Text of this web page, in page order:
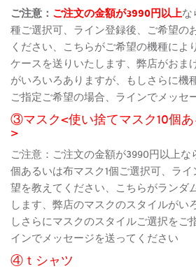
ご注意： ご注文の金額が3990円以上
種ご選択可、ライン登録後、ご希望の
ください、こちらがご希望の機種によ
ケースを送りいたします、弊店がおま
がいろいろありますが、もしさらに機
ご指定ご希望の場合、ラインでメッセ
③マスク<使い捨てマスク10個あ
>
ご注意：ご注文の金額が3990円以上な
個あるいは布マスク1個ご選択可、ラ
望を教えてください、こちらがランダ
します、弊店のマスクのスタイルがい
しさらにマスクのスタイルご選択をご
インでメッセージを送ってください
④ｔシャツ